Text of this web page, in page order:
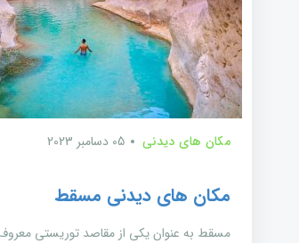
مکان های دیدنی 05 دسامبر 2023
مکان های دیدنی مسقط
مسقط به عنوان یکی از مقاصد توریستی